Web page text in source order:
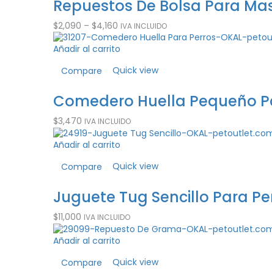
Repuestos De Bolsa Para
$2,090 – $4,160 IVA INCLUIDO
Añadir al carrito
Compare
Quick view
Comedero Huella Pequeño
$3,470 IVA INCLUIDO
Añadir al carrito
Compare
Quick view
Juguete Tug Sencillo Para
$11,000 IVA INCLUIDO
Añadir al carrito
Compare
Quick view